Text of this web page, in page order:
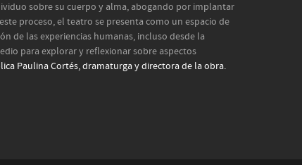
sobre su cuerpo y alma, abogando por implantar
proceso, el teatro se presenta como un espacio de
de las experiencias humanas, incluso desde la
para explorar y reflexionar sobre aspectos
Paulina Cortés, dramaturga y directora de la obra.